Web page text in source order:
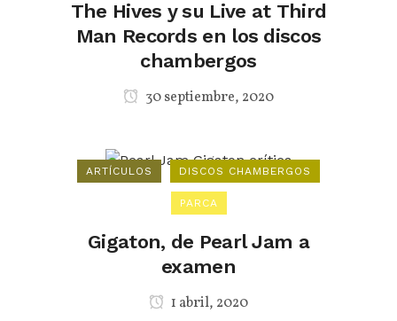
The Hives y su Live at Third
Man Records en los discos
chambergos
30 septiembre, 2020
ARTÍCULOS DISCOS CHAMBERGOS
PARCA
Gigaton, de Pearl Jam a
examen
1 abril, 2020